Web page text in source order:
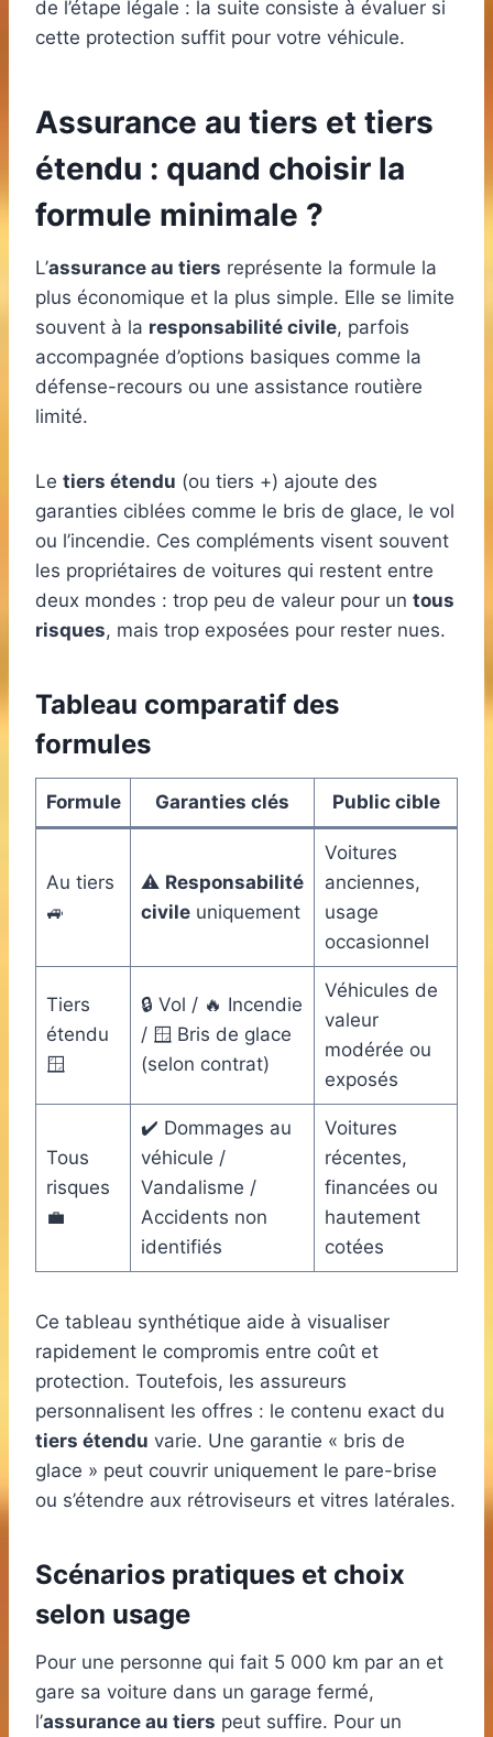
de l’étape légale : la suite consiste à évaluer si
cette protection suffit pour votre véhicule.
Assurance au tiers et tiers
étendu : quand choisir la
formule minimale ?
L’assurance au tiers représente la formule la
plus économique et la plus simple. Elle se limite
souvent à la responsabilité civile, parfois
accompagnée d’options basiques comme la
défense-recours ou une assistance routière
limité.
Le tiers étendu (ou tiers +) ajoute des
garanties ciblées comme le bris de glace, le vol
ou l’incendie. Ces compléments visent souvent
les propriétaires de voitures qui restent entre
deux mondes : trop peu de valeur pour un tous
risques, mais trop exposées pour rester nues.
Tableau comparatif des
formules
Formule Garanties clés Public cible
Au tiers
🚙
⚠️ Responsabilité
civileuniquement
Voitures
anciennes,
usage
occasionnel
Tiers
étendu
🪟
🔒 Vol / 🔥 Incendie
/ 🪟 Bris de glace
(selon contrat)
Véhicules de
valeur
modérée ou
exposés
Tous
risques
💼
✔️ Dommages au
véhicule /
Vandalisme /
Accidents non
identifiés
Voitures
récentes,
financées ou
hautement
cotées
Ce tableau synthétique aide à visualiser
rapidement le compromis entre coût et
protection. Toutefois, les assureurs
personnalisent les offres : le contenu exact du
tiers étendu varie. Une garantie « bris de
glace » peut couvrir uniquement le pare-brise
ou s’étendre aux rétroviseurs et vitres latérales.
Scénarios pratiques et choix
selon usage
Pour une personne qui fait 5 000 km par an et
gare sa voiture dans un garage fermé,
l’assurance au tiers peut suffire. Pour un